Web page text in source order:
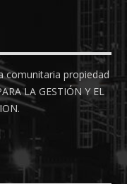
comunitaria propiedad
LA GESTIÓN Y EL